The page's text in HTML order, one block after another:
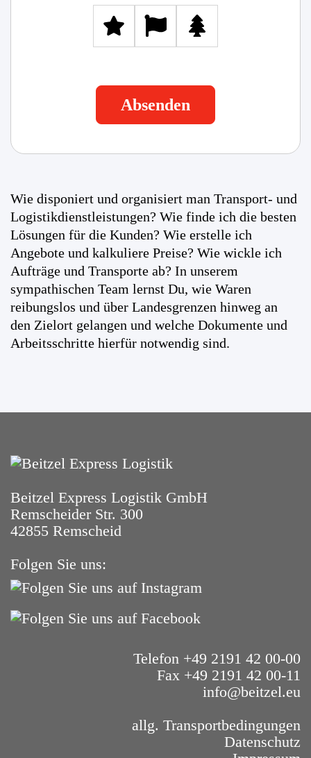
Wie disponiert und organisiert man Transport- und
Logistikdienstleistungen? Wie finde ich die besten
Lösungen für die Kunden? Wie erstelle ich
Angebote und kalkuliere Preise? Wie wickle ich
Aufträge und Transporte ab? In unserem
sympathischen Team lernst Du, wie Waren
reibungslos und über Landesgrenzen hinweg an
den Zielort gelangen und welche Dokumente und
Arbeitsschritte hierfür notwendig sind.
Beitzel Express Logistik GmbH
Remscheider Str. 300
42855 Remscheid
Folgen Sie uns:
Telefon +49 2191 42 00-00
Fax +49 2191 42 00-11
info@beitzel.eu
allg. Transportbedingungen
Datenschutz